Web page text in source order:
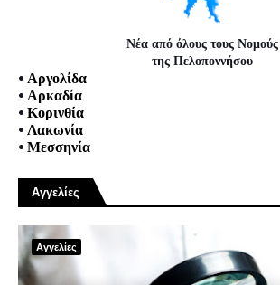
Νέα από όλους τους Νομούς
της Πελοποννήσου
• Αργολίδα
• Αρκαδία
• Κορινθία
• Λακωνία
• Μεσσηνία
Αγγελίες
Αγγελίες